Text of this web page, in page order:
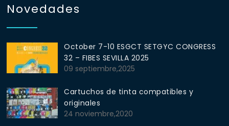
Novedades
October 7-10 ESGCT SETGYC CONGRESS
32 – FIBES SEVILLA 2025
09 septiembre,2025
Cartuchos de tinta compatibles y
originales
24 noviembre,2020